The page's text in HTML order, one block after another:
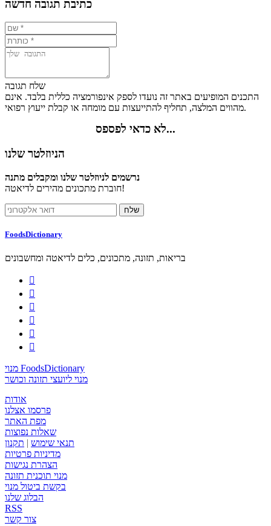
כתיבת תגובה חדשה
שלח תגובה
התכנים המופיעים באתר זה נועדו לספק אינפורמציה כללית בלבד. אינם
מהווים המלצה, תחליף להתייעצות עם מומחה או קבלת ייעוץ רפואי.
לא כדאי לפספס...
הניוזלטר שלנו
נרשמים לניוזלטר שלנו ומקבלים מתנה
חוברת מתכונים מהירים לדיאטה!
FoodsDictionary
בריאות, תזונה, מתכונים, כלים לדיאטה ומחשבונים






מנוי FoodsDictionary
מנוי ליועצי תזונה וכושר
אודות
פרסמו אצלנו
מפת האתר
שאלות נפוצות
תנאי שימוש | תקנון
מדיניות פרטיות
הצהרת נגישות
מנוי תוכנית תזונה
בקשת ביטול מנוי
הבלוג שלנו
RSS
צור קשר